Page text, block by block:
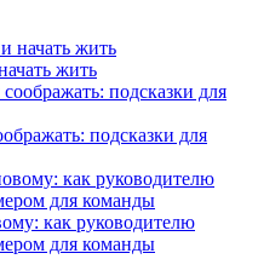
жить
подсказки для
как руководителю
для команды